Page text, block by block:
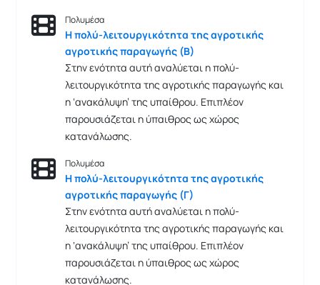
Πολυμέσα
Η πολύ-λειτουργικότητα της αγροτικής
αγροτικής παραγωγής (Β)
Στην ενότητα αυτή αναλύεται η πολύ-
λειτουργικότητα της αγροτικής παραγωγής και
η ‘ανακάλυψη’ της υπαίθρου. Επιπλέον
παρουσιάζεται η ύπαιθρος ως χώρος
κατανάλωσης.
Πολυμέσα
Η πολύ-λειτουργικότητα της αγροτικής
αγροτικής παραγωγής (Γ)
Στην ενότητα αυτή αναλύεται η πολύ-
λειτουργικότητα της αγροτικής παραγωγής και
η ‘ανακάλυψη’ της υπαίθρου. Επιπλέον
παρουσιάζεται η ύπαιθρος ως χώρος
κατανάλωσης.